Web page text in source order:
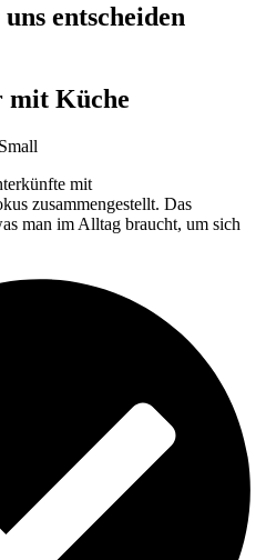
entscheiden
mit Küche
mit
zusammengestellt. Das
man im Alltag braucht, um sich